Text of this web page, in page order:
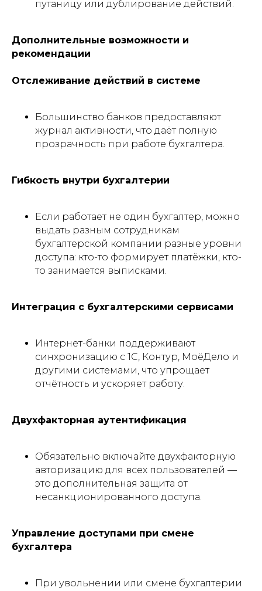
путаницу или дублирование действий.
Дополнительные возможности и
рекомендации
Отслеживание действий в системе
Большинство банков предоставляют
журнал активности, что даёт полную
прозрачность при работе бухгалтера.
Гибкость внутри бухгалтерии
Если работает не один бухгалтер, можно
выдать разным сотрудникам
бухгалтерской компании разные уровни
доступа: кто-то формирует платёжки, кто-
то занимается выписками.
Интеграция с бухгалтерскими сервисами
Интернет-банки поддерживают
синхронизацию с 1С, Контур, МоёДело и
другими системами, что упрощает
отчётность и ускоряет работу.
Двухфакторная аутентификация
Обязательно включайте двухфакторную
авторизацию для всех пользователей —
это дополнительная защита от
несанкционированного доступа.
Управление доступами при смене
бухгалтера
При увольнении или смене бухгалтерии